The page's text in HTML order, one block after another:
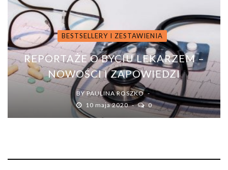
BESTSELLERY I ZESTAWIENIA
REPORTAŻE O BYCIU LEKARZEM –
NOWOŚCI I ZAPOWIEDZI
BY PAULINA ROSZKO
10 maja 2020
0